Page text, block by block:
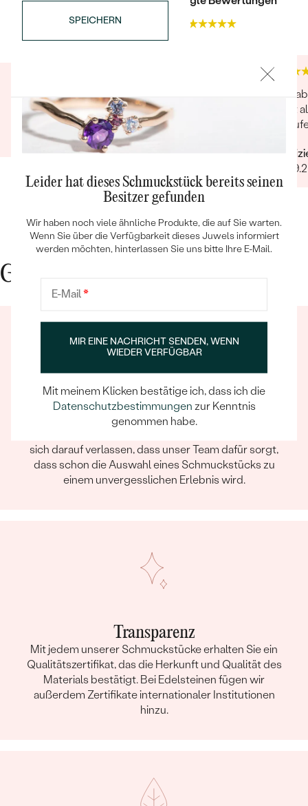
Bestseller
ANSEHEN
SPEICHERN
Sehr zu empfehlen, in allen Bereichen Note 1
Verifizierter Kunde
04.10.2021
Ich
es ist
Gute Gründe für Eppi
Ein Eppi-sches Erlebnis
sich darauf verlassen, dass unser Team dafür sorgt,
dass schon die Auswahl eines Schmuckstücks zu
einem unvergesslichen Erlebnis wird.
Transparenz
Mit jedem unserer Schmuckstücke erhalten Sie ein
Qualitätszertifikat, das die Herkunft und Qualität des
Materials bestätigt. Bei Edelsteinen fügen wir
außerdem Zertifikate internationaler Institutionen
hinzu.
Leider hat dieses Schmuckstück bereits seinen
Besitzer gefunden
Wir haben noch viele ähnliche Produkte, die auf Sie warten.
Wenn Sie über die Verfügbarkeit dieses Juwels informiert
werden möchten, hinterlassen Sie uns bitte Ihre E-Mail.
E-Mail*
MIR EINE NACHRICHT SENDEN, WENN
WIEDER VERFÜGBAR
Mit meinem Klicken bestätige ich, dass ich die
Datenschutzbestimmungen zur Kenntnis
genommen habe.